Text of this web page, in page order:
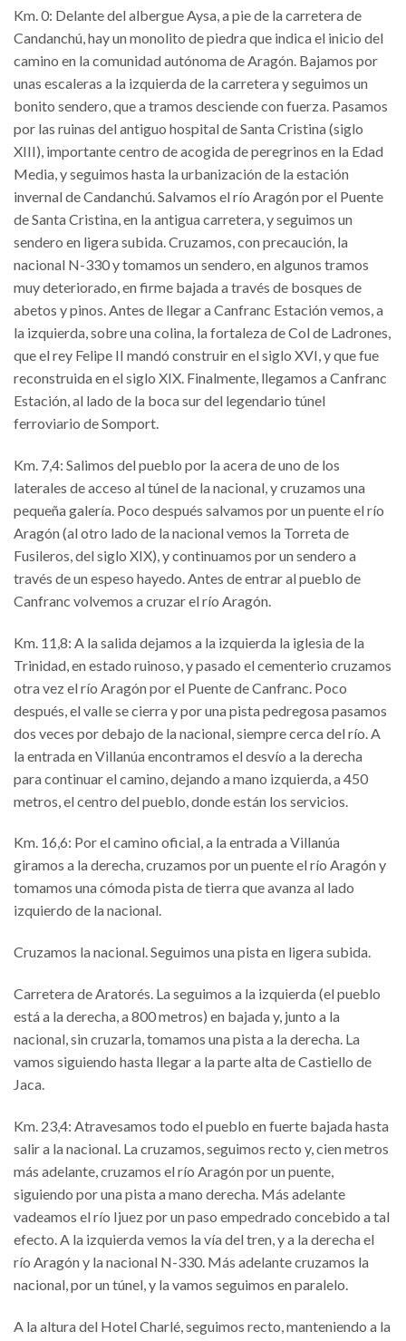
Km. 0: Delante del albergue Aysa, a pie de la carretera de
Candanchú, hay un monolito de piedra que indica el inicio del
camino en la comunidad autónoma de Aragón. Bajamos por
unas escaleras a la izquierda de la carretera y seguimos un
bonito sendero, que a tramos desciende con fuerza. Pasamos
por las ruinas del antiguo hospital de Santa Cristina (siglo
XIII), importante centro de acogida de peregrinos en la Edad
Media, y seguimos hasta la urbanización de la estación
invernal de Candanchú. Salvamos el río Aragón por el Puente
de Santa Cristina, en la antigua carretera, y seguimos un
sendero en ligera subida. Cruzamos, con precaución, la
nacional N-330 y tomamos un sendero, en algunos tramos
muy deteriorado, en firme bajada a través de bosques de
abetos y pinos. Antes de llegar a Canfranc Estación vemos, a
la izquierda, sobre una colina, la fortaleza de Col de Ladrones,
que el rey Felipe II mandó construir en el siglo XVI, y que fue
reconstruida en el siglo XIX. Finalmente, llegamos a Canfranc
Estación, al lado de la boca sur del legendario túnel
ferroviario de Somport.
Km. 7,4: Salimos del pueblo por la acera de uno de los
laterales de acceso al túnel de la nacional, y cruzamos una
pequeña galería. Poco después salvamos por un puente el río
Aragón (al otro lado de la nacional vemos la Torreta de
Fusileros, del siglo XIX), y continuamos por un sendero a
través de un espeso hayedo. Antes de entrar al pueblo de
Canfranc volvemos a cruzar el río Aragón.
Km. 11,8: A la salida dejamos a la izquierda la iglesia de la
Trinidad, en estado ruinoso, y pasado el cementerio cruzamos
otra vez el río Aragón por el Puente de Canfranc. Poco
después, el valle se cierra y por una pista pedregosa pasamos
dos veces por debajo de la nacional, siempre cerca del río. A
la entrada en Villanúa encontramos el desvío a la derecha
para continuar el camino, dejando a mano izquierda, a 450
metros, el centro del pueblo, donde están los servicios.
Km. 16,6: Por el camino oficial, a la entrada a Villanúa
giramos a la derecha, cruzamos por un puente el río Aragón y
tomamos una cómoda pista de tierra que avanza al lado
izquierdo de la nacional.
Cruzamos la nacional. Seguimos una pista en ligera subida.
Carretera de Aratorés. La seguimos a la izquierda (el pueblo
está a la derecha, a 800 metros) en bajada y, junto a la
nacional, sin cruzarla, tomamos una pista a la derecha. La
vamos siguiendo hasta llegar a la parte alta de Castiello de
Jaca.
Km. 23,4: Atravesamos todo el pueblo en fuerte bajada hasta
salir a la nacional. La cruzamos, seguimos recto y, cien metros
más adelante, cruzamos el río Aragón por un puente,
siguiendo por una pista a mano derecha. Más adelante
vadeamos el río Ijuez por un paso empedrado concebido a tal
efecto. A la izquierda vemos la vía del tren, y a la derecha el
río Aragón y la nacional N-330. Más adelante cruzamos la
nacional, por un túnel, y la vamos seguimos en paralelo.
A la altura del Hotel Charlé, seguimos recto, manteniendo a la